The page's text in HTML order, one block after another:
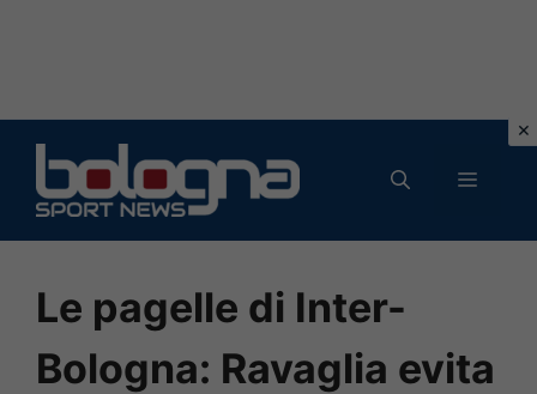
contenuto
MENU
Le pagelle di Inter-
Bologna: Ravaglia evita